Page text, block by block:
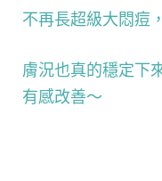
不再長超級大悶痘，
膚況也真的穩定下
有感改善～